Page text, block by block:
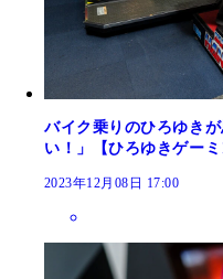
バイク乗りのひろゆき
い！」【ひろゆきゲーミ
2023年12月08日 17:00